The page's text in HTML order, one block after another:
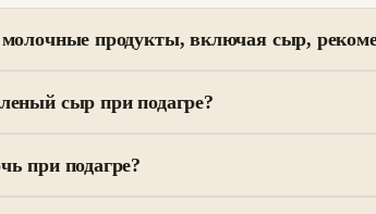
продукты, включая сыр,
сыр при подагре?
при подагре?